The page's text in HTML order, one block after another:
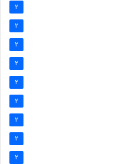
2
2
2
2
2
2
2
2
2